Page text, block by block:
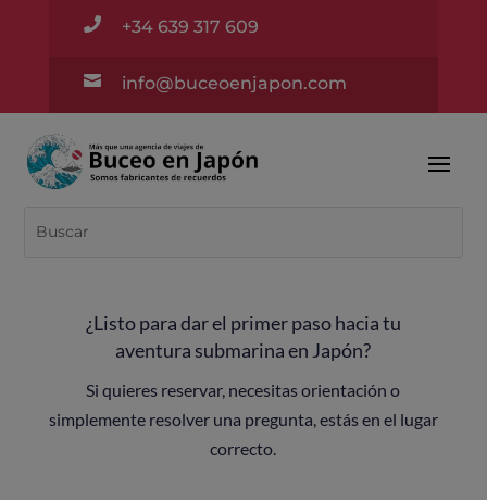
 +34 639 317 609
 info@buceoenjapon.com
¿Listo para dar el primer paso hacia tu
aventura submarina en Japón?
Si quieres reservar, necesitas orientación o
simplemente resolver una pregunta, estás en el lugar
correcto.